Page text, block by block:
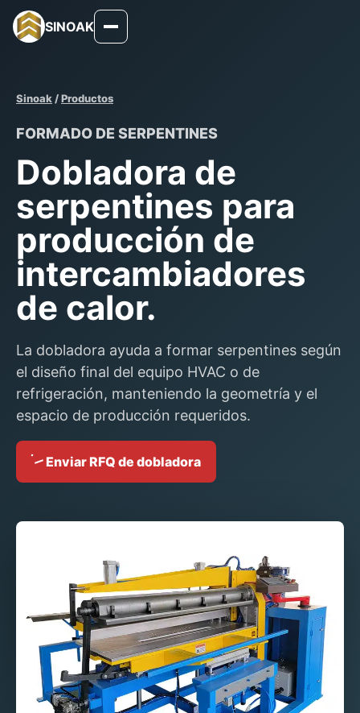
SINOAK
Sinoak /Productos
FORMADO DE SERPENTINES
Dobladora de
serpentines para
producción de
intercambiadores
de calor.
La dobladora ayuda a formar serpentines según
el diseño final del equipo HVAC o de
refrigeración, manteniendo la geometría y el
espacio de producción requeridos.
Enviar RFQ de dobladora